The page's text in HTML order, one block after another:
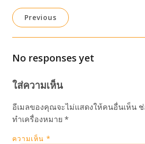
Previous
No responses yet
ใส่ความเห็น
อีเมลของคุณจะไม่แสดงให้คนอื่นเห็น
ทำเครื่องหมาย *
ความเห็น *